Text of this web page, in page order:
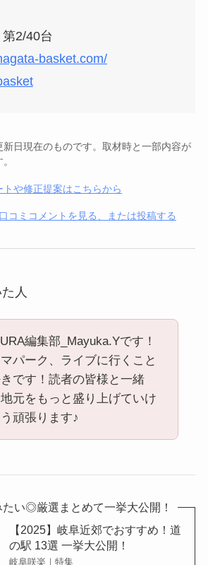
2/40台
basket.com/
日現在のものです。取材時と一部内容が
や修正提案はこちらから
コミコメントを見る、または投稿する
人
編集部_Mayuka.Yです！
パーク、ライブに行くこと
です！読者の皆様と一緒
元をもっと盛り上げていけ
頑張ります♪
い◎厳選まとめて一挙大公開！
【2025】岐阜近郊でおすすめ！道
の駅 13選 一挙大公開！
岐阜咲楽｜特集